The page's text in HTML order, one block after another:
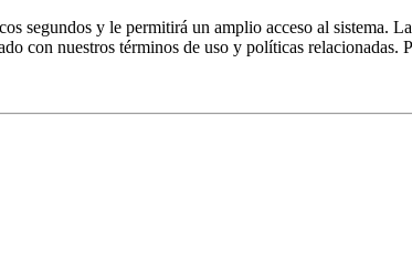
segundos y le permitirá un amplio acceso al sistema.
con nuestros términos de uso y políticas